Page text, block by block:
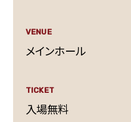
VENUE
メインホール
TICKET
入場無料